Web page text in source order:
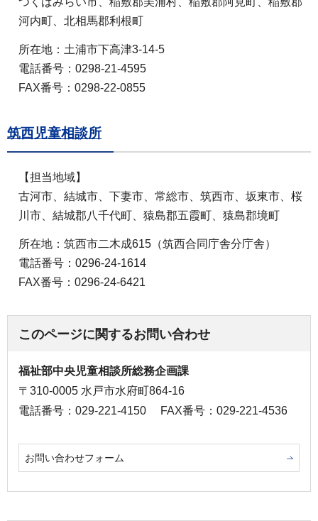
河内町、北相馬郡利根町
所在地：土浦市下高津3-14-5
電話番号：0298-21-4595
FAX番号：0298-22-0855
筑西児童相談所
【担当地域】
古河市、結城市、下妻市、常総市、筑西市、坂東市、桜
川市、結城郡八千代町、猿島郡五霞町、猿島郡境町
所在地：筑西市二木成615（筑西合同庁舎分庁舎）
電話番号：0296-24-1614
FAX番号：0296-24-6421
このページに関するお問い合わせ
福祉部中央児童相談所総務企画課
〒310-0005 水戸市水府町864-16
電話番号：029-221-4150
FAX番号：029-221-4536
お問い合わせフォーム